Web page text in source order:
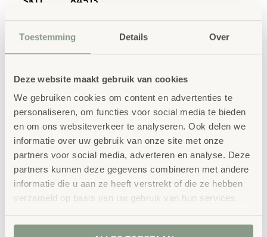
Toestemming Details Over
Deze website maakt gebruik van cookies
We gebruiken cookies om content en advertenties te
personaliseren, om functies voor social media te bieden
en om ons websiteverkeer te analyseren. Ook delen we
informatie over uw gebruik van onze site met onze
partners voor social media, adverteren en analyse. Deze
partners kunnen deze gegevens combineren met andere
informatie die u aan ze heeft verstrekt of die ze hebben
verzameld op basis van uw gebruik van hun services.
Gerelateerde
producten